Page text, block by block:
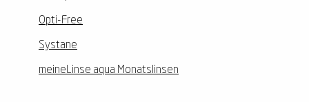
Opti-Free
Systane
meineLinse aqua Monatslinsen